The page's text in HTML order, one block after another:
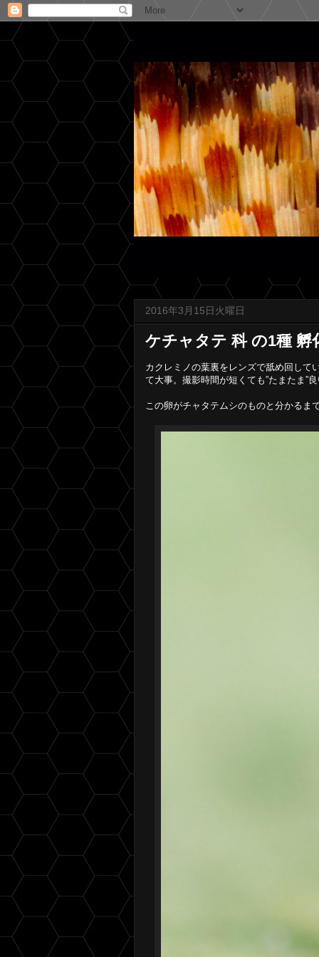
2016年3月15日火曜日
ケチャタテ 科 の1種 孵
カクレミノの葉裏をレンズで舐め回して
て大事。撮影時間が短くても”たまたま”
この卵がチャタテムシのものと分かるま